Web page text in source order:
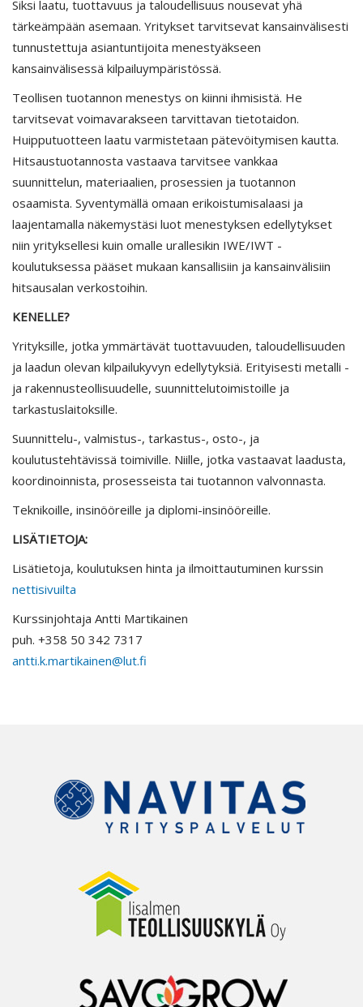
Siksi laatu, tuottavuus ja taloudellisuus nousevat yhä
tärkeämpään asemaan. Yritykset tarvitsevat kansainvälisesti
tunnustettuja asiantuntijoita menestyäkseen
kansainvälisessä kilpailuympäristössä.
Teollisen tuotannon menestys on kiinni ihmisistä. He
tarvitsevat voimavarakseen tarvittavan tietotaidon.
Huipputuotteen laatu varmistetaan pätevöitymisen kautta.
Hitsaustuotannosta vastaava tarvitsee vankkaa
suunnittelun, materiaalien, prosessien ja tuotannon
osaamista. Syventymällä omaan erikoistumisalaasi ja
laajentamalla näkemystäsi luot menestyksen edellytykset
niin yrityksellesi kuin omalle urallesikin IWE/IWT -
koulutuksessa pääset mukaan kansallisiin ja kansainvälisiin
hitsausalan verkostoihin.
KENELLE?
Yrityksille, jotka ymmärtävät tuottavuuden, taloudellisuuden
ja laadun olevan kilpailukyvyn edellytyksiä. Erityisesti metalli -
ja rakennusteollisuudelle, suunnittelutoimistoille ja
tarkastuslaitoksille.
Suunnittelu-, valmistus-, tarkastus-, osto-, ja
koulutustehtävissä toimiville. Niille, jotka vastaavat laadusta,
koordinoinnista, prosesseista tai tuotannon valvonnasta.
Teknikoille, insinööreille ja diplomi-insinööreille.
LISÄTIETOJA:
Lisätietoja, koulutuksen hinta ja ilmoittautuminen kurssin
nettisivuilta
Kurssinjohtaja Antti Martikainen
puh. +358 50 342 7317
antti.k.martikainen@lut.fi